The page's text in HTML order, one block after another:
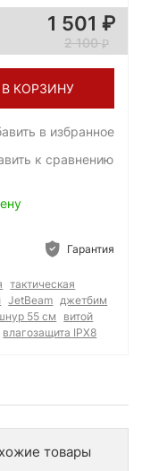
1 501
2 100
В КОРЗИНУ
в избранное
к сравнению
Гарантия
тактическая
JetBeam джетбим
55 см
витой
влагозащита IPX8
товары